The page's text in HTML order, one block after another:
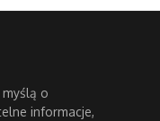
o
informacje,